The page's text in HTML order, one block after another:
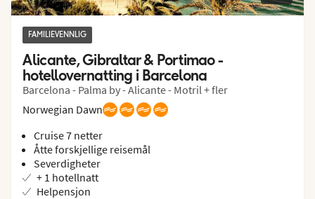
FAMILIEVENNLIG
Alicante, Gibraltar & Portimao -
hotellovernatting i Barcelona
Barcelona - Palma by - Alicante - Motril + fler
Norwegian Dawn
Cruise 7 netter
Åtte forskjellige reisemål
Severdigheter
+ 1 hotellnatt
Helpensjon